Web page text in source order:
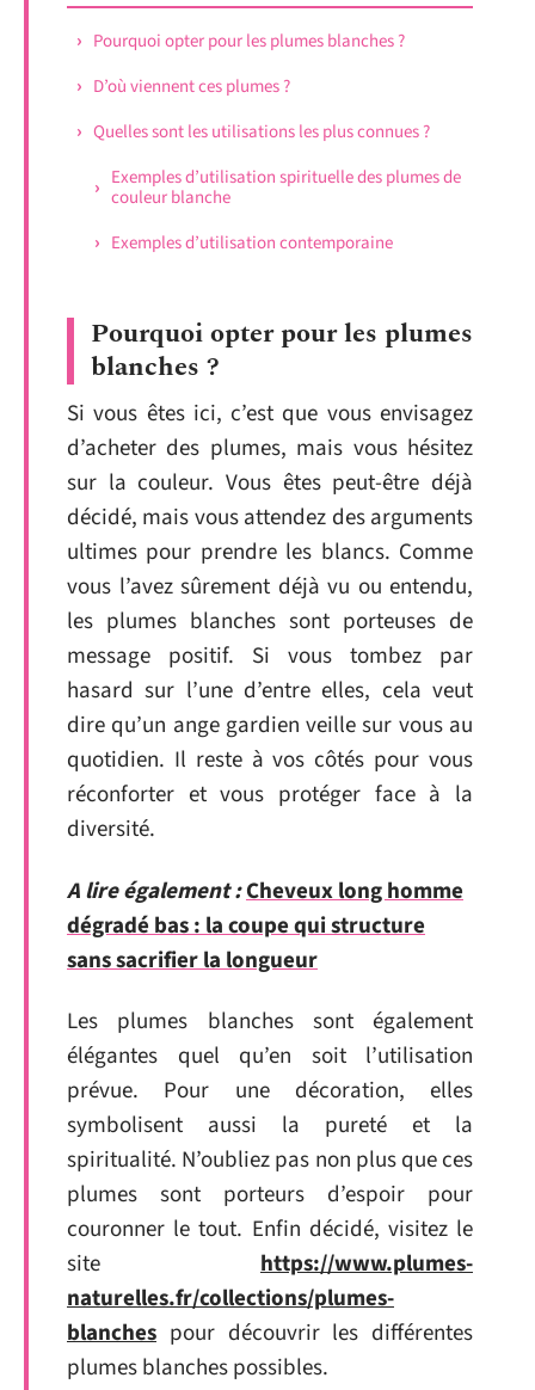
Pourquoi opter pour les plumes blanches ?
D’où viennent ces plumes ?
Quelles sont les utilisations les plus connues ?
Exemples d’utilisation spirituelle des plumes de
couleur blanche
Exemples d’utilisation contemporaine
Pourquoi opter pour les plumes
blanches ?
Si vous êtes ici, c’est que vous envisagez
d’acheter des plumes, mais vous hésitez
sur la couleur. Vous êtes peut-être déjà
décidé, mais vous attendez des arguments
ultimes pour prendre les blancs. Comme
vous l’avez sûrement déjà vu ou entendu,
les plumes blanches sont porteuses de
message positif. Si vous tombez par
hasard sur l’une d’entre elles, cela veut
dire qu’un ange gardien veille sur vous au
quotidien. Il reste à vos côtés pour vous
réconforter et vous protéger face à la
diversité.
A lire également :Cheveux long homme
dégradé bas : la coupe qui structure
sans sacrifier la longueur
Les plumes blanches sont également
élégantes quel qu’en soit l’utilisation
prévue. Pour une décoration, elles
symbolisent aussi la pureté et la
spiritualité. N’oubliez pas non plus que ces
plumes sont porteurs d’espoir pour
couronner le tout. Enfin décidé, visitez le
site https://www.plumes-
naturelles.fr/collections/plumes-
blanches pour découvrir les différentes
plumes blanches possibles.